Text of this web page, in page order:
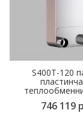
S400T-120
746 119